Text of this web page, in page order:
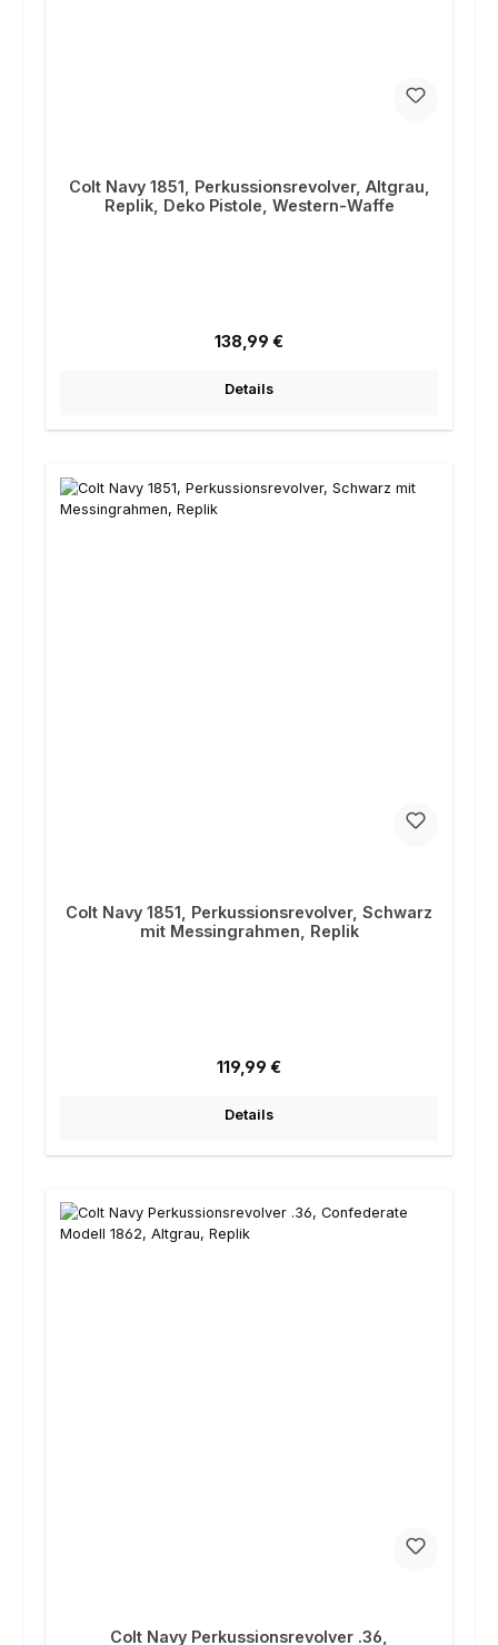
Colt Navy 1851, Perkussionsrevolver, Altgrau,
Replik, Deko Pistole, Western-Waffe
Regulärer Preis:
138,99 €
Details
Colt Navy 1851, Perkussionsrevolver, Schwarz
mit Messingrahmen, Replik
Regulärer Preis:
119,99 €
Details
Colt Navy Perkussionsrevolver .36,